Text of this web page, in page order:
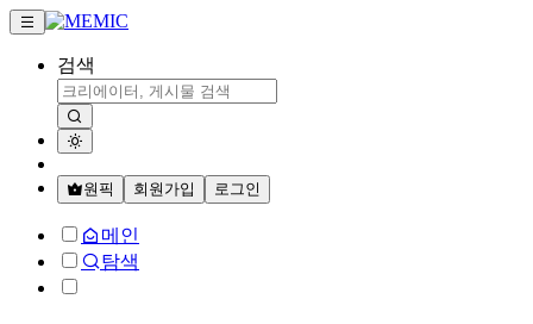
검색
원픽 회원가입 로그인
메인
탐색